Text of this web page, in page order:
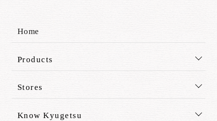
Home
Products
Stores
Know Kyugetsu